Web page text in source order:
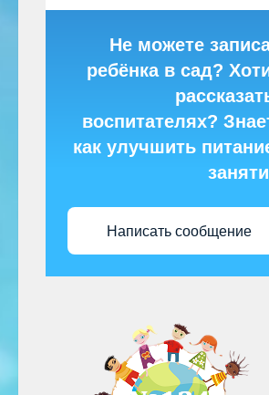
Не можете
ребёнка в сад?
воспитателях?
как улучшить
Написать сообщение